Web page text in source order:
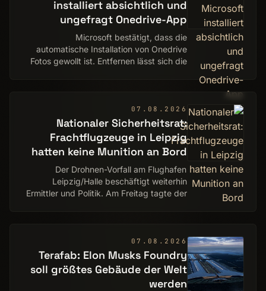
installiert absichtlich und
ungefragt Onedrive-App
Microsoft bestätigt, dass die
automatische Installation von Onedrive
Fotos gewollt ist. Entfernen lässt sich die
07.08.2026
Nationaler Sicherheitsrat:
Frachtflugzeuge in Leipzig
hatten keine Munition an Bord
Der Drohnen-Vorfall am Flughafen
Leipzig/Halle beschäftigt weiterhin
Ermittler und Politik. Am Freitag tagte der
07.08.2026
Terafab: Elon Musks Foundry
soll größ­tes Gebäude der Welt
werden